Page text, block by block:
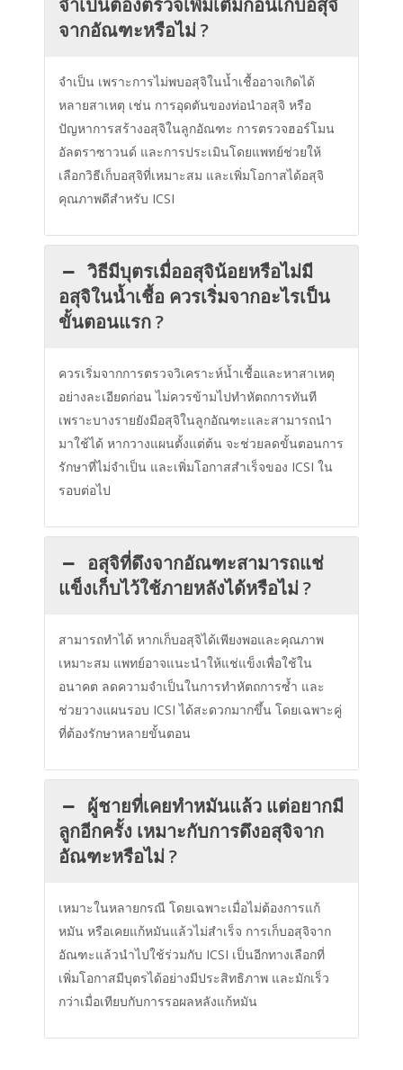
จากอัณฑะหรือไม่ ?
จำเป็น เพราะการไม่พบอสุจิในน้ำเชื้ออาจเกิดได้
หลายสาเหตุ เช่น การอุดตันของท่อนำอสุจิ หรือ
ปัญหาการสร้างอสุจิในลูกอัณฑะ การตรวจฮอร์โมน
อัลตราซาวนด์ และการประเมินโดยแพทย์ช่วยให้
เลือกวิธีเก็บอสุจิที่เหมาะสม และเพิ่มโอกาสได้อสุจิ
คุณภาพดีสำหรับ ICSI
วิธีมีบุตรเมื่ออสุจิน้อยหรือไม่มี
อสุจิในน้ำเชื้อ ควรเริ่มจากอะไรเป็น
ขั้นตอนแรก ?
ควรเริ่มจากการตรวจวิเคราะห์น้ำเชื้อและหาสาเหตุ
อย่างละเอียดก่อน ไม่ควรข้ามไปทำหัตถการทันที
เพราะบางรายยังมีอสุจิในลูกอัณฑะและสามารถนำ
มาใช้ได้ หากวางแผนตั้งแต่ต้น จะช่วยลดขั้นตอนการ
รักษาที่ไม่จำเป็น และเพิ่มโอกาสสำเร็จของ ICSI ใน
รอบต่อไป
อสุจิที่ดึงจากอัณฑะสามารถแช่
แข็งเก็บไว้ใช้ภายหลังได้หรือไม่ ?
สามารถทำได้ หากเก็บอสุจิได้เพียงพอและคุณภาพ
เหมาะสม แพทย์อาจแนะนำให้แช่แข็งเพื่อใช้ใน
อนาคต ลดความจำเป็นในการทำหัตถการซ้ำ และ
ช่วยวางแผนรอบ ICSI ได้สะดวกมากขึ้น โดยเฉพาะคู่
ที่ต้องรักษาหลายขั้นตอน
ผู้ชายที่เคยทำหมันแล้ว แต่อยากมี
ลูกอีกครั้ง เหมาะกับการดึงอสุจิจาก
อัณฑะหรือไม่ ?
เหมาะในหลายกรณี โดยเฉพาะเมื่อไม่ต้องการแก้
หมัน หรือเคยแก้หมันแล้วไม่สำเร็จ การเก็บอสุจิจาก
อัณฑะแล้วนำไปใช้ร่วมกับ ICSI เป็นอีกทางเลือกที่
เพิ่มโอกาสมีบุตรได้อย่างมีประสิทธิภาพ และมักเร็ว
กว่าเมื่อเทียบกับการรอผลหลังแก้หมัน